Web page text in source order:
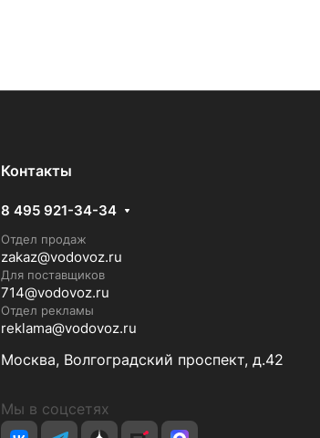
Контакты
8 495 921-34-34
Отдел продаж
zakaz@vodovoz.ru
Для поставщиков
714@vodovoz.ru
Отдел рекламы
reklama@vodovoz.ru
Москва, Волгоградский проспект, д.42
Мы в соцсетях